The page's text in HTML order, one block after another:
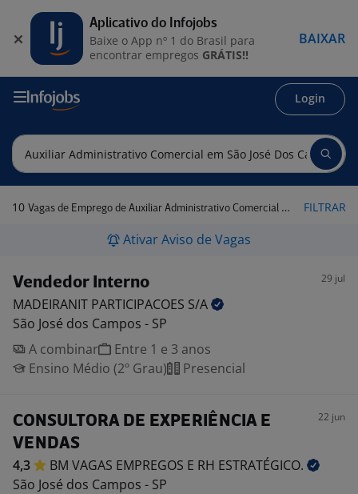
Login
10 Vagas de Emprego de Auxiliar Administrativo Comercial em São José dos Campos - SP FILTRAR
Ativar Aviso de Vagas
Vendedor Interno 29 jul
MADEIRANIT PARTICIPACOES S/A
São José dos Campos - SP
A combinar
Entre 1 e 3 anos
Ensino Médio (2º Grau)
Presencial
CONSULTORA DE EXPERIÊNCIA E
VENDAS
22 jun
4,3 BM VAGAS EMPREGOS E RH ESTRATÉGICO.
São José dos Campos - SP
Aplicativo do Infojobs
Baixe o App nº 1 do Brasil para
encontrar empregos GRÁTIS!!
BAIXAR